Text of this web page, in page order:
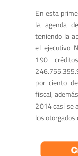
En esta
la agenda
teniendo la
el ejecutivo
190
por ciento
fiscal,
2014 casi se
los